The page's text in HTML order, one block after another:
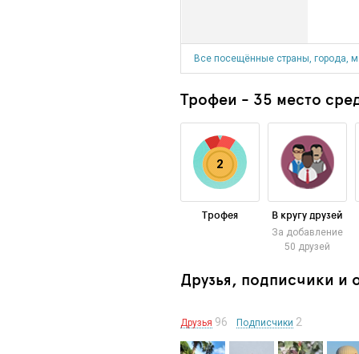
Все посещённые страны, города,
Трофеи - 35 место
2
Трофея В кругу друзей
За добавление
50 друзей
Друзья, подписчики и
Друзья 96 Подписчики 2